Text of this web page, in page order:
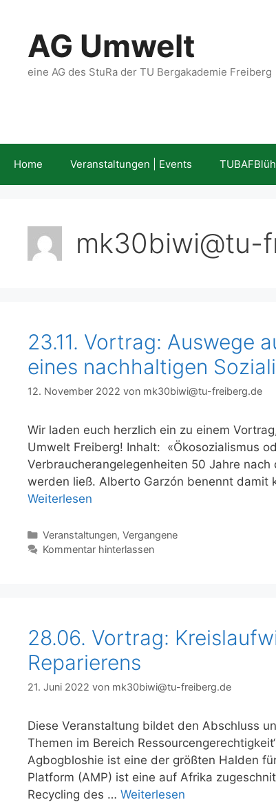
springenAG Umwelt
eine AG des StuRa der TU Bergakademie Freiberg
Home Veranstaltungen | Events
mk30biwi@tu-
23.11. Vortrag: Auswege
eines nachhaltigen
12. November 2022 von mk30biwi@tu-freiberg.de
Wir laden euch herzlich ein zu einem
Umwelt Freiberg! Inhalt: «Ökosozialismus
Verbraucherangelegenheiten 50 Jahre
werden ließ. Alberto Garzón benennt damit
Weiterlesen
Kategorien
Veranstaltungen, Vergangene
Kommentar hinterlassen
28.06. Vortrag:
Reparierens
21. Juni 2022 von mk30biwi@tu-freiberg.de
Diese Veranstaltung bildet den Abschluss
Themen im Bereich
Agbogbloshie ist eine der größten Halden
Platform (AMP) ist eine auf Afrika
Recycling des … Weiterlesen